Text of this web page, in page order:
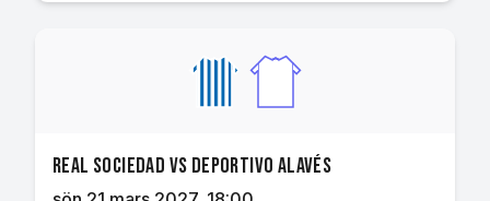
Real Sociedad vs Deportivo Alavés